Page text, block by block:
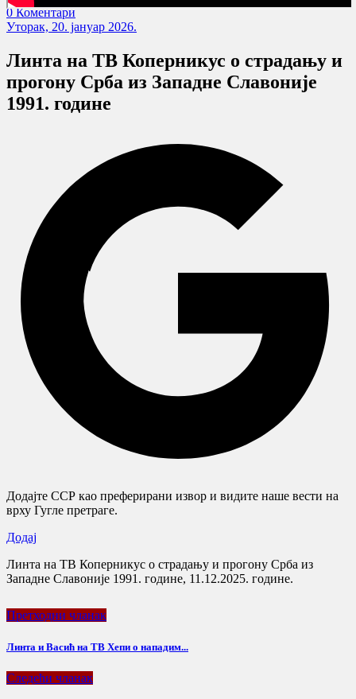
0 Коментари
Уторак, 20. јануар 2026.
Линта на ТВ Коперникус о страдању и
прогону Срба из Западне Славоније
1991. године
Додајте ССР као преферирани извор и видите наше вести на
врху Гугле претраге.
Додај
Линта на ТВ Коперникус о страдању и прогону Срба из
Западне Славоније 1991. године, 11.12.2025. године.
Претходни чланак
Линта и Васић на ТВ Хепи о нападим...
Следећи чланак